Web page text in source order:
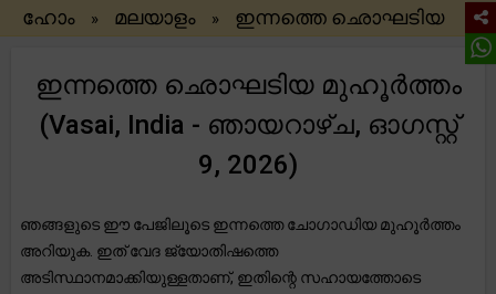
ഹോം » മലയാളം » ഇന്നത്തെ ഛൊഘടിയ
ഇന്നത്തെ ഛൊഘടിയ മുഹൂർത്തം
(Vasai, India - ഞായറാഴ്ച, ഓഗസ്റ്റ്
9, 2026)
ഞങ്ങളുടെ ഈ പേജിലൂടെ ഇന്നത്തെ ചോഗാഡിയ മുഹൂർത്തം
അറിയുക. ഇത് വേദ ജ്യോതിഷത്തെ
അടിസ്ഥാനമാക്കിയുള്ളതാണ്, ഇതിന്റെ സഹായത്തോടെ